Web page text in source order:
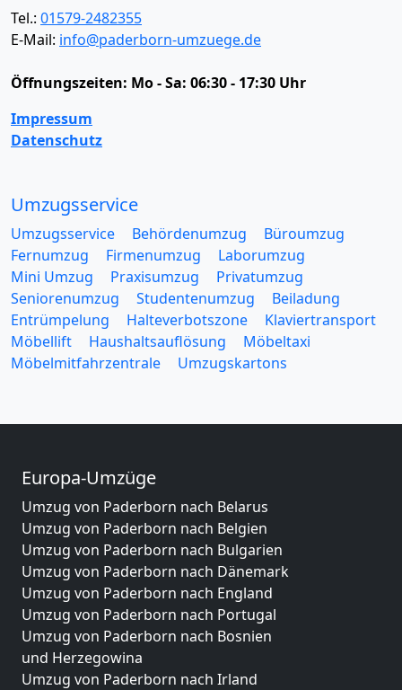
Tel.: 01579-2482355
E-Mail: info@paderborn-umzuege.de
Öffnungszeiten: Mo - Sa: 06:30 - 17:30 Uhr
Impressum
Datenschutz
Umzugsservice
Umzugsservice Behördenumzug
Büroumzug
Fernumzug
Firmenumzug
Laborumzug
Mini Umzug
Praxisumzug
Privatumzug
Seniorenumzug
Studentenumzug
Beiladung
Entrümpelung
Halteverbotszone
Klaviertransport
Möbellift
Haushaltsauflösung
Möbeltaxi
Möbelmitfahrzentrale
Umzugskartons
Europa-Umzüge
Umzug von Paderborn nach Belarus
Umzug von Paderborn nach Belgien
Umzug von Paderborn nach Bulgarien
Umzug von Paderborn nach Dänemark
Umzug von Paderborn nach England
Umzug von Paderborn nach Portugal
Umzug von Paderborn nach Bosnien
und Herzegowina
Umzug von Paderborn nach Irland